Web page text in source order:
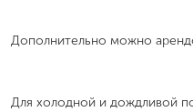
Дополнительно можно
Для холодной и дождливой